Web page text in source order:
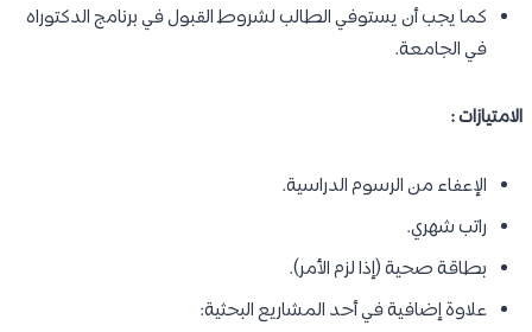
كما يجب أن يستوفي الطالب لشروط القبول في برنامج الدكتوراه
في الجامعة.
الامتيازات :
الإعفاء من الرسوم الدراسية.
راتب شهري.
بطاقة صحية (إذا لزم الأمر).
علاوة إضافية في أحد المشاريع البحثية: